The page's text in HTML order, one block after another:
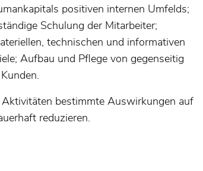
positiven internen Umfelds;
Schulung der Mitarbeiter;
technischen und informativen
Aufbau und Pflege von gegenseitig
bestimmte Auswirkungen auf
reduzieren.